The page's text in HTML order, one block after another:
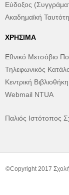
Εύδοξος
Ακαδημαϊκή
ΧΡΉΣΙΜΑ
Εθνικό Μετσόβιο
Τηλεφωνικός
Κεντρική
Webmail NTUA
Παλιός Ιστότοπος
©Copyright 2017